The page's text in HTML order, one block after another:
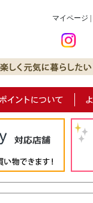
マイページ